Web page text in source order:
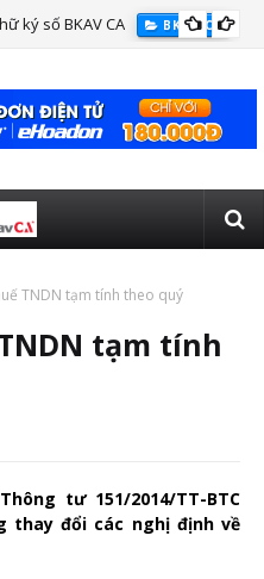
ký số BKAV CA BKAV CA
TNDN tạm tính theo quý
tạm tính
tư 151/2014/TT-BTC
thay đổi các nghị định về